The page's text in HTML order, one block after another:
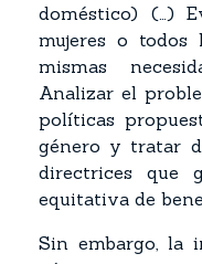
doméstico) (…)
mujeres o todos
mismas
Analizar el
políticas
género y tratar
directrices que
equitativa de
Sin embargo, la